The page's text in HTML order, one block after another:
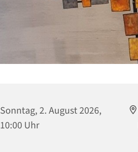
Sonntag, 2. August 2026,
10:00 Uhr